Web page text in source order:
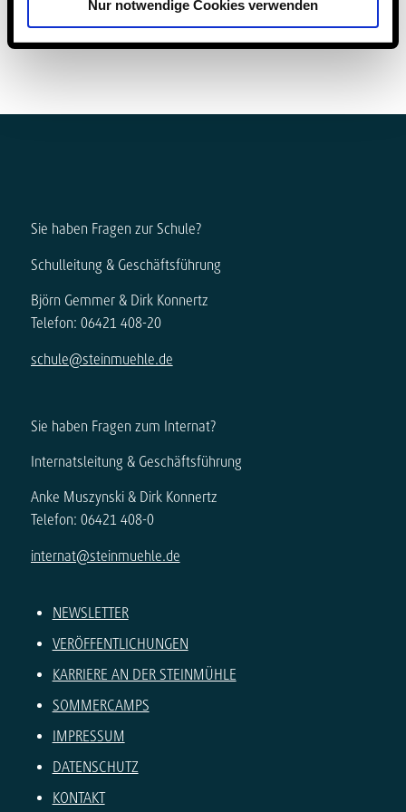
Nur notwendige Cookies verwenden
Sie haben Fragen zur Schule?
Schulleitung & Geschäftsführung
Björn Gemmer & Dirk Konnertz
Telefon: 06421 408-20
schule@steinmuehle.de
Sie haben Fragen zum Internat?
Internatsleitung & Geschäftsführung
Anke Muszynski & Dirk Konnertz
Telefon: 06421 408-0
internat@steinmuehle.de
NEWSLETTER
VERÖFFENTLICHUNGEN
KARRIERE AN DER STEINMÜHLE
SOMMERCAMPS
IMPRESSUM
DATENSCHUTZ
KONTAKT